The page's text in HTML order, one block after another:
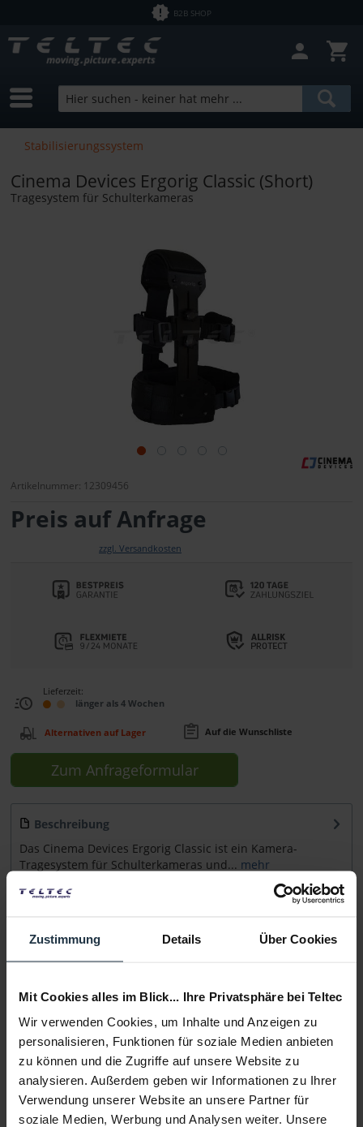
Zustimmung Details Über Cookies
Mit Cookies alles im Blick... Ihre Privatsphäre bei Teltec
Wir verwenden Cookies, um Inhalte und Anzeigen zu
personalisieren, Funktionen für soziale Medien anbieten
zu können und die Zugriffe auf unsere Website zu
analysieren. Außerdem geben wir Informationen zu Ihrer
Verwendung unserer Website an unsere Partner für
soziale Medien, Werbung und Analysen weiter. Unsere
B2B SHOP
Stabilisierungssystem
Cinema Devices Ergorig Classic (Short)
Tragesystem für Schulterkameras
Artikelnummer: 12309456
Preis auf Anfrage
zzgl. Versandkosten
Lieferzeit:
länger als 4 Wochen
Alternativen auf Lager Auf die Wunschliste
Zum Anfrageformular
Beschreibung
Das Cinema Devices Ergorig Classic ist ein Kamera-
Tragesystem für Schulterkameras und... mehr
Medien
Folgende Infos zum Hersteller sind verfübar......mehr
Weitere Artikel von Cinema Devices ansehen